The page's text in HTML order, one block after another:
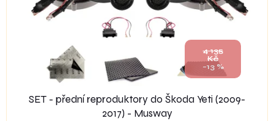
4 135
Kč
–13 %
SET - přední reproduktory do Škoda Yeti (2009-
2017) - Musway